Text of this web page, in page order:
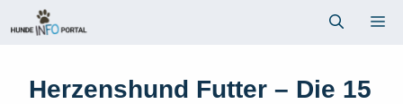
Inhalt
Herzenshund Futter – Die 15